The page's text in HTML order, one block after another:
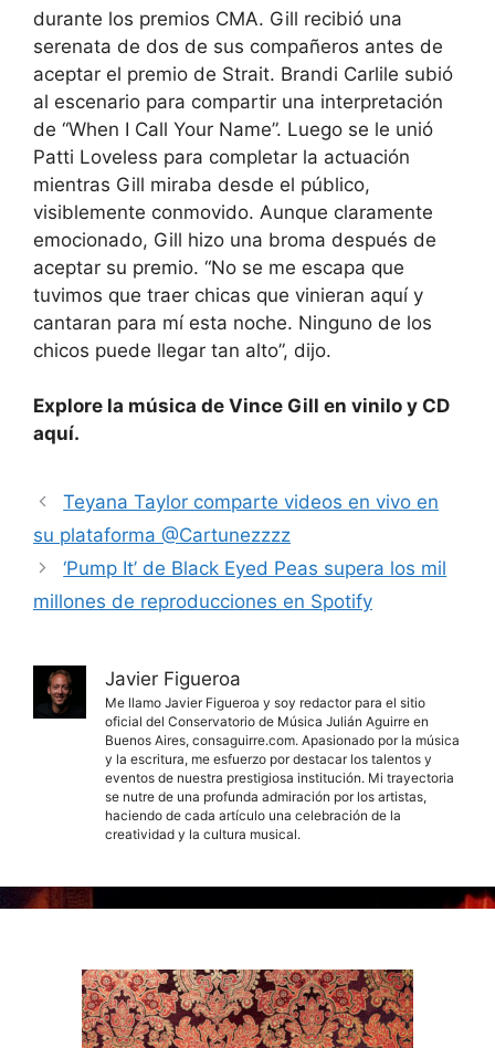
durante los premios CMA. Gill recibió una
serenata de dos de sus compañeros antes de
aceptar el premio de Strait. Brandi Carlile subió
al escenario para compartir una interpretación
de “When I Call Your Name”. Luego se le unió
Patti Loveless para completar la actuación
mientras Gill miraba desde el público,
visiblemente conmovido. Aunque claramente
emocionado, Gill hizo una broma después de
aceptar su premio. “No se me escapa que
tuvimos que traer chicas que vinieran aquí y
cantaran para mí esta noche. Ninguno de los
chicos puede llegar tan alto”, dijo.
Explore la música de Vince Gill en vinilo y CD
aquí.
Teyana Taylor comparte videos en vivo en
su plataforma @Cartunezzzz
‘Pump It’ de Black Eyed Peas supera los mil
millones de reproducciones en Spotify
Javier Figueroa
Me llamo Javier Figueroa y soy redactor para el sitio
oficial del Conservatorio de Música Julián Aguirre en
Buenos Aires, consaguirre.com. Apasionado por la música
y la escritura, me esfuerzo por destacar los talentos y
eventos de nuestra prestigiosa institución. Mi trayectoria
se nutre de una profunda admiración por los artistas,
haciendo de cada artículo una celebración de la
creatividad y la cultura musical.